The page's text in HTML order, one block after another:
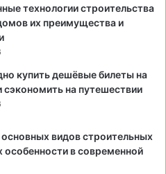
технологии строительства
их преимущества и
купить дешёвые билеты на
сэкономить на путешествии
видов строительных
особенности в современной